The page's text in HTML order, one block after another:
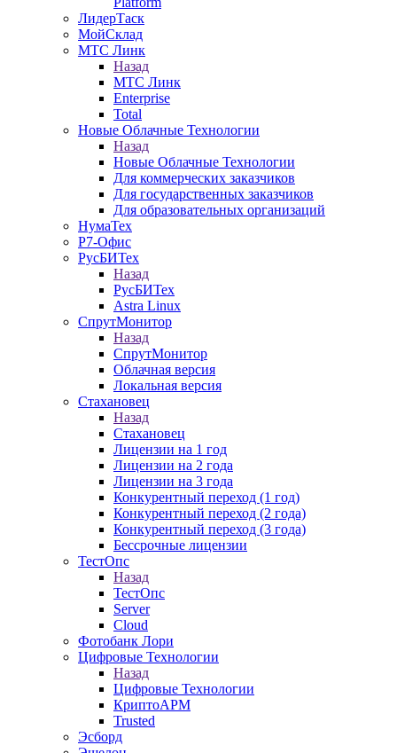
ЛидерТаск
МойСклад
МТС Линк
Назад
МТС Линк
Enterprise
Total
Новые Облачные Технологии
Назад
Новые Облачные Технологии
Для коммерческих заказчиков
Для государственных заказчиков
Для образовательных организаций
НумаТех
Р7-Офис
РусБИТех
Назад
РусБИТех
Astra Linux
СпрутМонитор
Назад
СпрутМонитор
Облачная версия
Локальная версия
Стахановец
Назад
Стахановец
Лицензии на 1 год
Лицензии на 2 года
Лицензии на 3 года
Конкурентный переход (1 год)
Конкурентный переход (2 года)
Конкурентный переход (3 года)
Бессрочные лицензии
ТестОпс
Назад
ТестОпс
Server
Cloud
Фотобанк Лори
Цифровые Технологии
Назад
Цифровые Технологии
КриптоАРМ
Trusted
Эсборд